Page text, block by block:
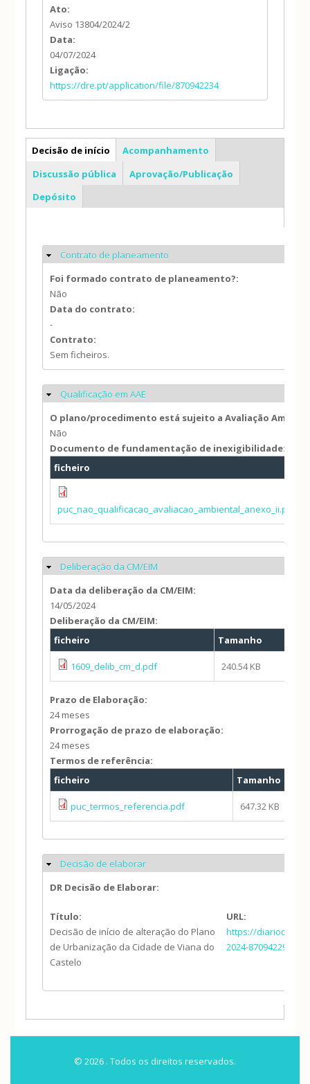
Ato:
Aviso 13804/2024/2
Data:
04/07/2024
Ligação:
https://dre.pt/application/file/870942234
PP
Decisão de início
Acompanhamento
Discussão pública
Aprovação/Publicação
Depósito
Ocultar
Contrato de planeamento
Foi formado contrato de planeamento?:
Não
Data do contrato:
-
Contrato:
Sem ficheiros.
Ocultar
Qualificação em AAE
O plano/procedimento está sujeito a Avaliação
Não
Documento de fundamentação de inexigibilidade:
ficheiro
puc_nao_qualificacao_avaliacao_ambiental_anexo_ii.pdf
Ocultar
Deliberação da CM/EIM
Data da deliberação da CM/EIM:
14/05/2024
Deliberação da CM/EIM:
ficheiro
Tamanho
1609_delib_cm_d.pdf 240.54 KB
Prazo de Elaboração:
24 meses
Prorrogação de prazo de elaboração:
24 meses
Termos de referência:
ficheiro
Tamanho
puc_termos_referencia.pdf 647.32 KB
Ocultar
Decisão de elaborar
DR Decisão de Elaborar:
Título:
Decisão de início de alteração do Plano
de Urbanização da Cidade de Viana do
Castelo
URL:
https://
2024-870942294
© 2026 . Todos os direitos reservados.